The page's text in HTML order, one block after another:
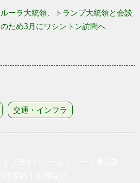
ルーラ大統領、トランプ大統領と会談
のため3月にワシントン訪問へ
交通・インフラ